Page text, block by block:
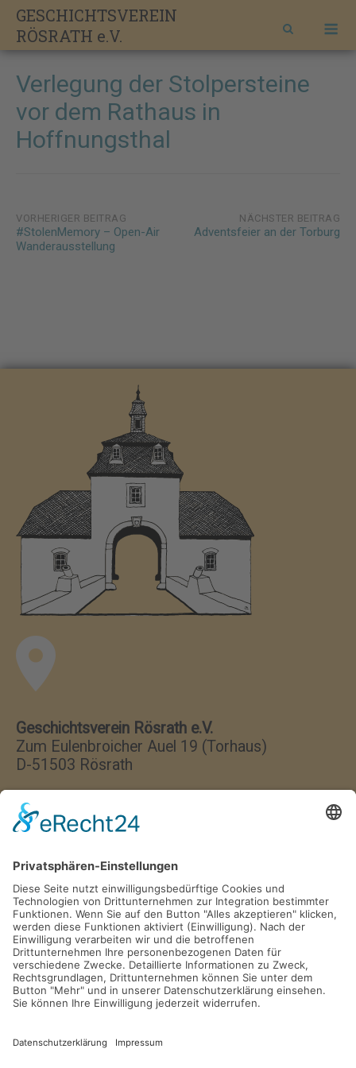
Skip
content
GESCHICHTSVEREIN
RÖSRATH e.V.
Verlegung der Stolpersteine
vor dem Rathaus in
Hoffnungsthal
Post
navigation
VORHERIGER BEITRAG
#StolenMemory – Open-Air
Wanderausstellung
NÄCHSTER BEITRAG
Adventsfeier an der Torburg
Geschichtsverein Rösrath e.V.
Zum Eulenbroicher Auel 19 (Torhaus)
D-51503 Rösrath
Wir haben jeden Donnerstag
von 17:00–18:00 Uhr geöffnet.
Postfach 1329
D-51494 Rösrath
info@gv-roesrath.de